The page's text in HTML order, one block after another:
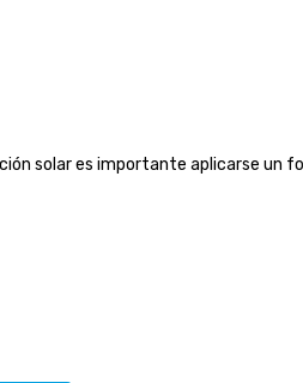
solar es importante aplicarse un